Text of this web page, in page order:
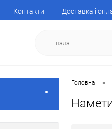
Контакти Доставка і
Головна •